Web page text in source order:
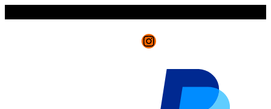
Instagram